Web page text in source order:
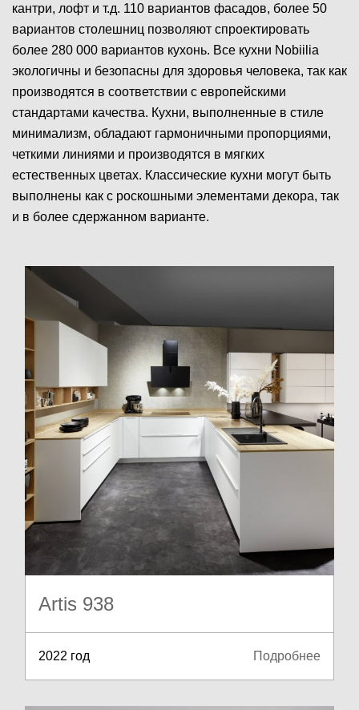
кантри, лофт и т.д. 110 вариантов фасадов, более 50
вариантов столешниц позволяют спроектировать
более 280 000 вариантов кухонь. Все кухни Nobiilia
экологичны и безопасны для здоровья человека, так как
производятся в соответствии с европейскими
стандартами качества. Кухни, выполненные в стиле
минимализм, обладают гармоничными пропорциями,
четкими линиями и производятся в мягких
естественных цветах. Классические кухни могут быть
выполнены как с роскошными элементами декора, так
и в более сдержанном варианте.
Artis 938
2022 год Подробнее